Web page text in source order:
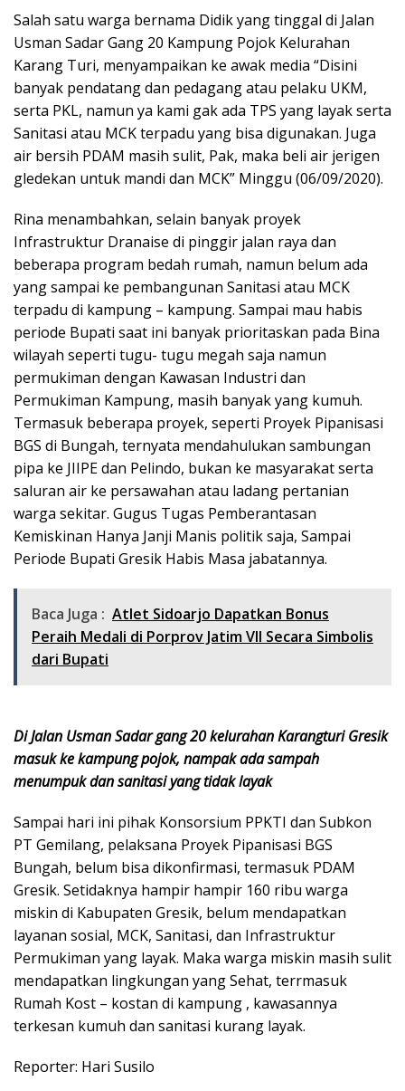
Salah satu warga bernama Didik yang tinggal di Jalan
Usman Sadar Gang 20 Kampung Pojok Kelurahan
Karang Turi, menyampaikan ke awak media “Disini
banyak pendatang dan pedagang atau pelaku UKM,
serta PKL, namun ya kami gak ada TPS yang layak serta
Sanitasi atau MCK terpadu yang bisa digunakan. Juga
air bersih PDAM masih sulit, Pak, maka beli air jerigen
gledekan untuk mandi dan MCK” Minggu (06/09/2020).
Rina menambahkan, selain banyak proyek
Infrastruktur Dranaise di pinggir jalan raya dan
beberapa program bedah rumah, namun belum ada
yang sampai ke pembangunan Sanitasi atau MCK
terpadu di kampung – kampung. Sampai mau habis
periode Bupati saat ini banyak prioritaskan pada Bina
wilayah seperti tugu- tugu megah saja namun
permukiman dengan Kawasan Industri dan
Permukiman Kampung, masih banyak yang kumuh.
Termasuk beberapa proyek, seperti Proyek Pipanisasi
BGS di Bungah, ternyata mendahulukan sambungan
pipa ke JIIPE dan Pelindo, bukan ke masyarakat serta
saluran air ke persawahan atau ladang pertanian
warga sekitar. Gugus Tugas Pemberantasan
Kemiskinan Hanya Janji Manis politik saja, Sampai
Periode Bupati Gresik Habis Masa jabatannya.
Baca Juga : Atlet Sidoarjo Dapatkan Bonus
Peraih Medali di Porprov Jatim VII Secara Simbolis
dari Bupati
Di Jalan Usman Sadar gang 20 kelurahan Karangturi Gresik
masuk ke kampung pojok, nampak ada sampah
menumpuk dan sanitasi yang tidak layak
Sampai hari ini pihak Konsorsium PPKTI dan Subkon
PT Gemilang, pelaksana Proyek Pipanisasi BGS
Bungah, belum bisa dikonfirmasi, termasuk PDAM
Gresik. Setidaknya hampir hampir 160 ribu warga
miskin di Kabupaten Gresik, belum mendapatkan
layanan sosial, MCK, Sanitasi, dan Infrastruktur
Permukiman yang layak. Maka warga miskin masih sulit
mendapatkan lingkungan yang Sehat, terrmasuk
Rumah Kost – kostan di kampung , kawasannya
terkesan kumuh dan sanitasi kurang layak.
Reporter: Hari Susilo